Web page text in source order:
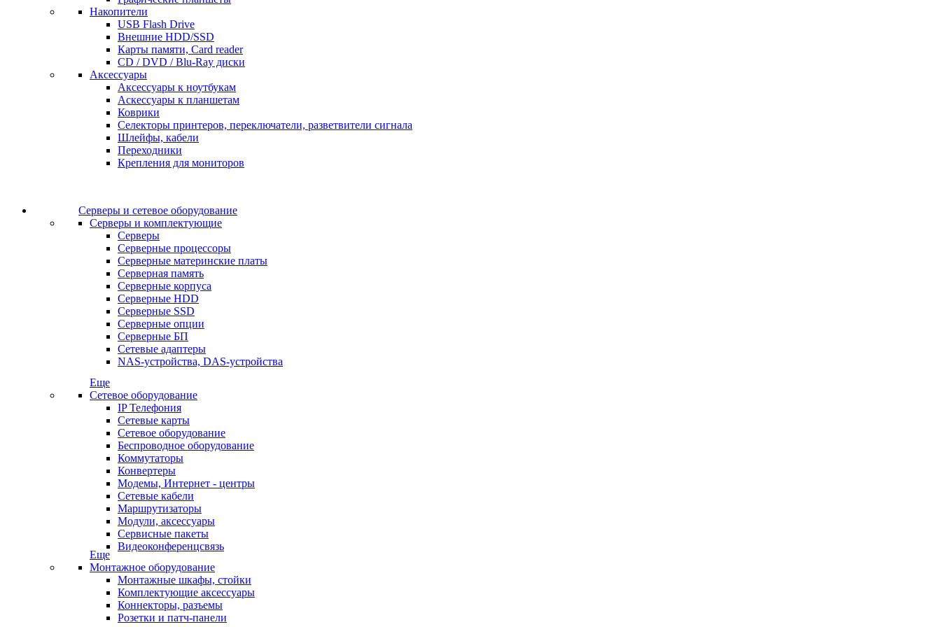
Накопители
USB Flash Drive
Внешние HDD/SSD
Карты памяти, Card reader
CD / DVD / Blu-Ray диски
Аксессуары
Аксессуары к ноутбукам
Аскессуары к планшетам
Коврики
Селекторы принтеров, переключатели, разветвители сигнала
Шлейфы, кабели
Переходники
Крепления для мониторов
Серверы и сетевое оборудование
Серверы и комплектующие
Серверы
Серверные процессоры
Серверные материнские платы
Серверная память
Серверные корпуса
Серверные HDD
Серверные SSD
Серверные опции
Серверные БП
Сетевые адаптеры
NAS-устройства, DAS-устройства
Еще
Сетевое оборудование
IP Телефония
Сетевые карты
Сетевое оборудование
Беспроводное оборудование
Коммутаторы
Конвертеры
Модемы, Интернет - центры
Сетевые кабели
Маршрутизаторы
Модули, аксессуары
Сервисные пакеты
Видеоконференцсвязь
Еще
Монтажное оборудование
Монтажные шкафы, стойки
Комплектующие аксессуары
Коннекторы, разъемы
Розетки и патч-панели